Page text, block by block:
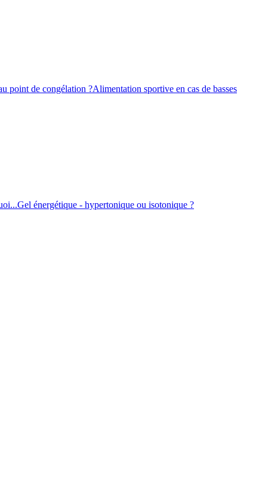
point de congélation ?Alimentation sportive en cas de basses
Gel énergétique - hypertonique ou isotonique ?